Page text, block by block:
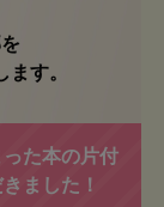
す。
た本の片付
ました！